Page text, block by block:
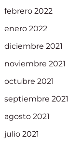
febrero 2022
enero 2022
diciembre 2021
noviembre 2021
octubre 2021
septiembre 2021
agosto 2021
julio 2021